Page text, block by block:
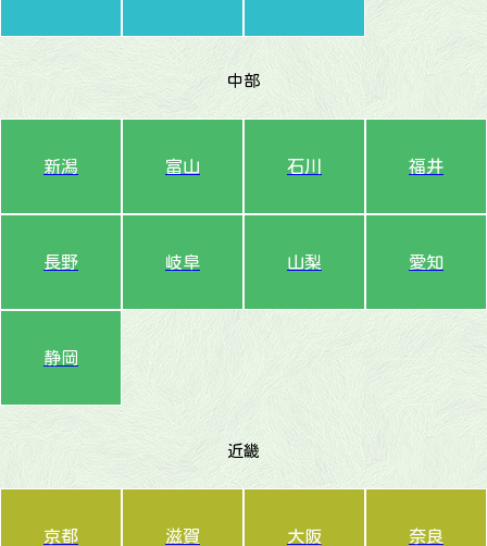
中部
新潟 富山 石川 福井
長野 岐阜 山梨 愛知
静岡
近畿
京都 滋賀 大阪 奈良